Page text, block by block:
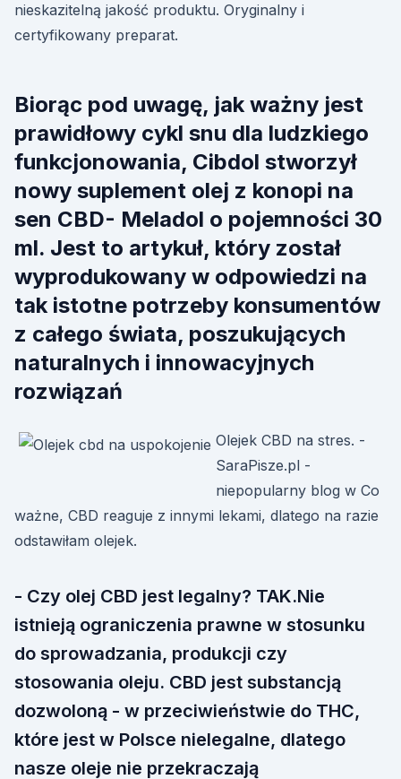
nieskazitelną jakość produktu. Oryginalny i
certyfikowany preparat.
Biorąc pod uwagę, jak ważny jest
prawidłowy cykl snu dla ludzkiego
funkcjonowania, Cibdol stworzył
nowy suplement olej z konopi na
sen CBD- Meladol o pojemności 30
ml. Jest to artykuł, który został
wyprodukowany w odpowiedzi na
tak istotne potrzeby konsumentów
z całego świata, poszukujących
naturalnych i innowacyjnych
rozwiązań
Olejek CBD na stres. -
SaraPisze.pl -
niepopularny blog w Co
ważne, CBD reaguje z innymi lekami, dlatego na razie
odstawiłam olejek.
- Czy olej CBD jest legalny? TAK.Nie
istnieją ograniczenia prawne w stosunku
do sprowadzania, produkcji czy
stosowania oleju. CBD jest substancją
dozwoloną - w przeciwieństwie do THC,
które jest w Polsce nielegalne, dlatego
nasze oleje nie przekraczają